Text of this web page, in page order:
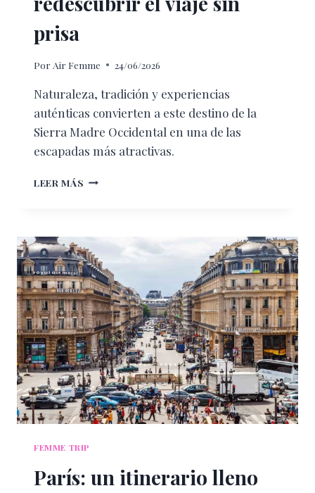
prisa
Por Air Femme 24/06/2026
Naturaleza, tradición y experiencias
auténticas convierten a este destino de la
Sierra Madre Occidental en una de las
escapadas más atractivas.
LEER MÁS MASCOTA,
DE
JALISCO
QUE
INVITA
A
REDESCUBRIR
EL
VIAJE
SIN
PRISA
FEMME TRIP
París: un itinerario lleno